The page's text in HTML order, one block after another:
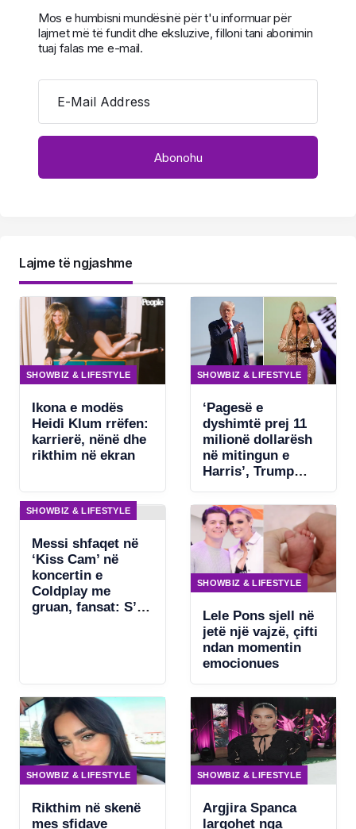
Mos e humbisni mundësinë për t'u informuar për
lajmet më të fundit dhe eksluzive, filloni tani abonimin
tuaj falas me e-mail.
E-Mail Address
Lajme të ngjashme
SHOWBIZ & LIFESTYLE
Ikona e modës
Heidi Klum rrëfen:
karrierë, nënë dhe
rikthim në ekran
SHOWBIZ & LIFESTYLE
‘Pagesë e
dyshimtë prej 11
milionë dollarësh
në mitingun e
Harris’, Trump
penale për
Beyonce
SHOWBIZ & LIFESTYLE
Messi shfaqet në
‘Kiss Cam’ në
koncertin e
Coldplay me
gruan, fansat: S’ka
SHOWBIZ & LIFESTYLE
Lele Pons sjell në
jetë një vajzë, çifti
ndan momentin
emocionues
SHOWBIZ & LIFESTYLE
Rikthim në skenë
mes sfidave
SHOWBIZ & LIFESTYLE
Argjira Spanca
largohet nga